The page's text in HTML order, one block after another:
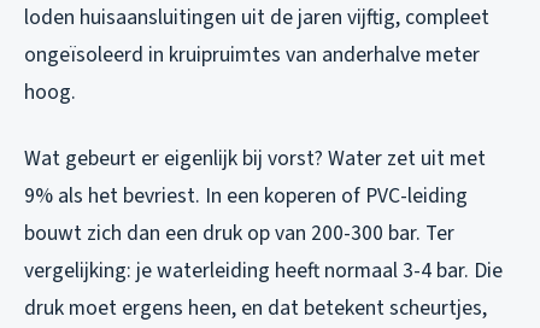
loden huisaansluitingen uit de jaren vijftig, compleet
ongeïsoleerd in kruipruimtes van anderhalve meter
hoog.
Wat gebeurt er eigenlijk bij vorst? Water zet uit met
9% als het bevriest. In een koperen of PVC-leiding
bouwt zich dan een druk op van 200-300 bar. Ter
vergelijking: je waterleiding heeft normaal 3-4 bar. Die
druk moet ergens heen, en dat betekent scheurtjes,